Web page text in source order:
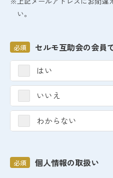
い。
セルモ互助会の会員
必須
はい
いいえ
わからない
個人情報の取扱い
必須